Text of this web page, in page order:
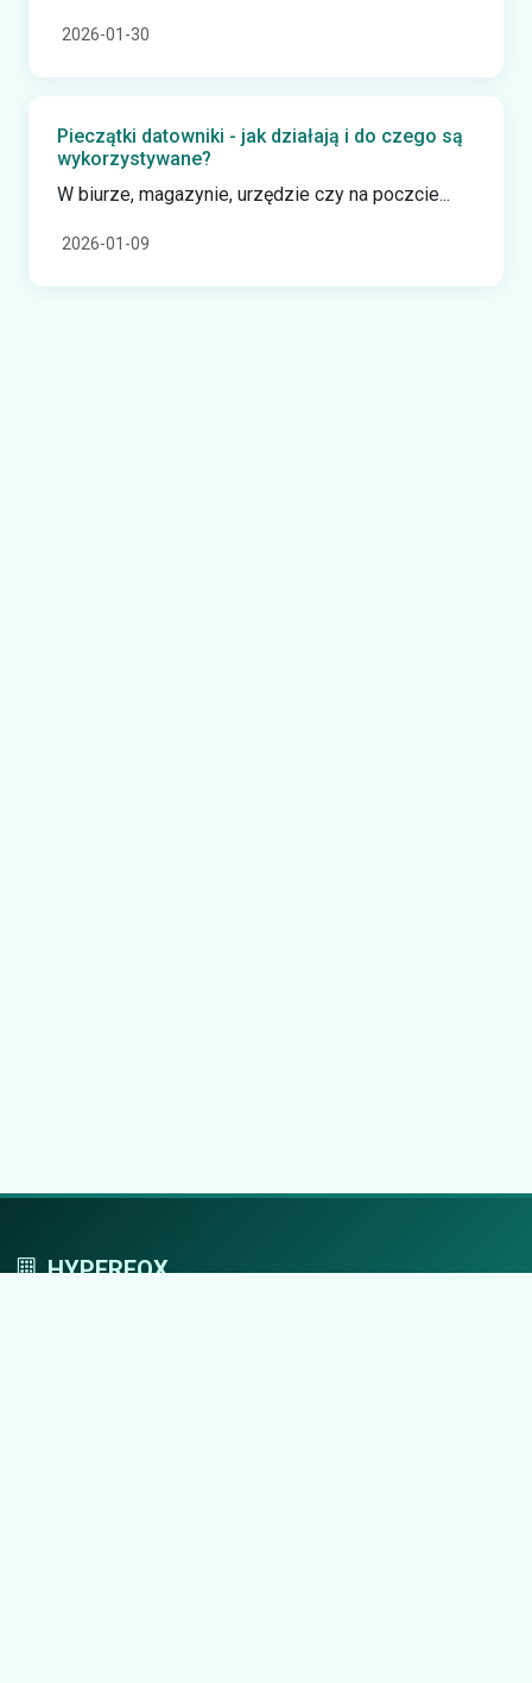
2026-01-30
Pieczątki datowniki - jak działają i do czego są
wykorzystywane?
W biurze, magazynie, urzędzie czy na poczcie...
2026-01-09
HYPERFOX